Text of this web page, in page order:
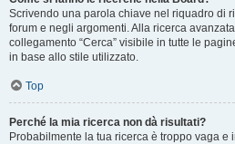
Scrivendo una parola chiave nel riquadro di
forum e negli argomenti. Alla ricerca
collegamento “Cerca” visibile in tutte le
in base allo stile utilizzato.
Top
Perché la mia ricerca non dà risultati?
Probabilmente la tua ricerca è troppo vaga